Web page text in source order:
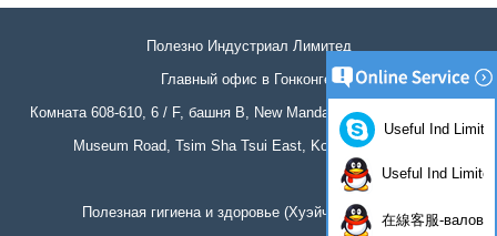
Полезно Индустриал Лимитед
Главный офис в Гонконге:
Комната 608-610, 6 / F, башня B, New Mandarin Plaza, 14 Science
Museum Road, Tsim Sha Tsui East, Kowloon, Гонконг
Полезная гигиена и здоровье (Хуэйчжоу) Co., Ltd
Useful Ind
Useful Ind Limited
在線客服-валов